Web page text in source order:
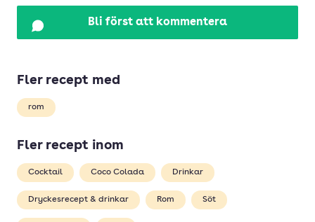
Bli först att kommentera
Fler recept med
rom
Fler recept inom
Cocktail Coco Colada Drinkar
Dryckesrecept & drinkar Rom Söt